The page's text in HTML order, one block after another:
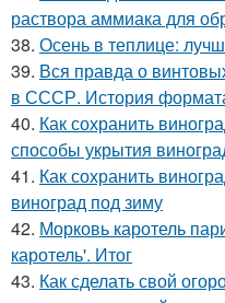
раствора аммиака для
38. Осень в теплице:
39. Вся правда о
в СССР. История
40. Как сохранить
способы укрытия
41. Как сохранить
виноград под зиму
42. Морковь каротель
каротель'. Итог
43. Как сделать свой